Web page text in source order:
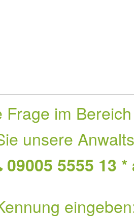
Frage im
unsere
09005 5555 13